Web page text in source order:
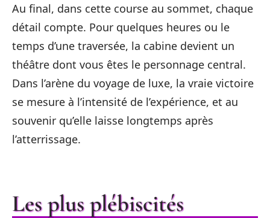
Au final, dans cette course au sommet, chaque
détail compte. Pour quelques heures ou le
temps d’une traversée, la cabine devient un
théâtre dont vous êtes le personnage central.
Dans l’arène du voyage de luxe, la vraie victoire
se mesure à l’intensité de l’expérience, et au
souvenir qu’elle laisse longtemps après
l’atterrissage.
Les plus plébiscités